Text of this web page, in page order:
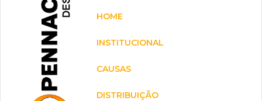
HOME
INSTITUCIONAL
CAUSAS
DISTRIBUIÇÃO